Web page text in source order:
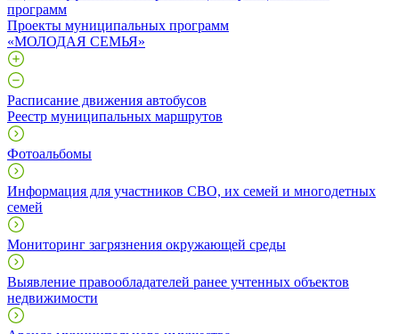
программ
Проекты муниципальных программ
«МОЛОДАЯ СЕМЬЯ»
Расписание движения автобусов
Реестр муниципальных маршрутов
Фотоальбомы
Информация для участников СВО, их семей и многодетных
семей
Мониторинг загрязнения окружающей среды
Выявление правообладателей ранее учтенных объектов
недвижимости